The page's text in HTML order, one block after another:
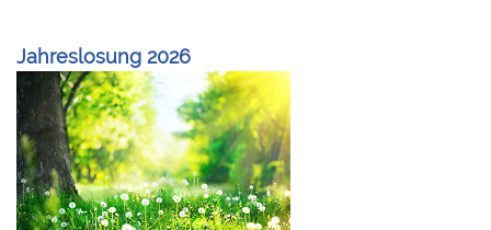
Jahreslosung 2026